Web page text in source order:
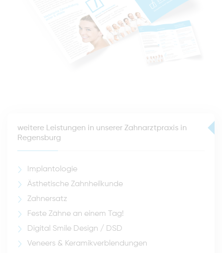
weitere Leistungen in unserer Zahnarztpraxis in
Regensburg
Implantologie
Ästhetische Zahnheilkunde
Zahnersatz
Feste Zähne an einem Tag!
Digital Smile Design / DSD
Veneers & Keramikverblendungen